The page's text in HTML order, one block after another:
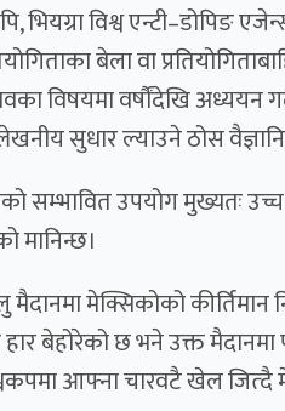
भियग्रा विश्व
बेला वा
विषयमा वर्षौंदेखि अध्ययन
सुधार ल्याउने ठोस
सम्भावित उपयोग मुख्यतः
मानिन्छ।
मैदानमा मेक्सिकोको
हार बेहोरेको छ भने उक्त
आफ्ना चारवटै खेल जित्दै